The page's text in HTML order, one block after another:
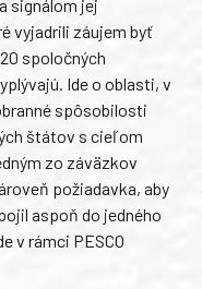
signálom jej
vyjadrili záujem byť
spoločných
Ide o oblasti, v
spôsobilosti
štátov s cieľom
zo záväzkov
požiadavka, aby
aspoň do jedného
v rámci PESCO